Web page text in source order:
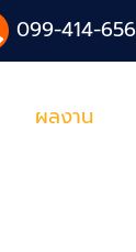
099-414-
ผลงาน